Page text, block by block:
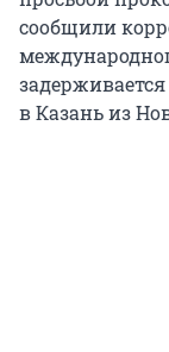
сообщили
в Казань из